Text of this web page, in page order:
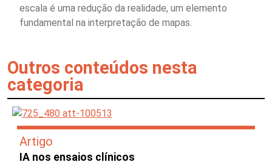
escala é uma redução da realidade, um elemento
fundamental na interpretação de mapas.
Outros conteúdos nesta
categoria
Artigo
IA nos ensaios clínicos